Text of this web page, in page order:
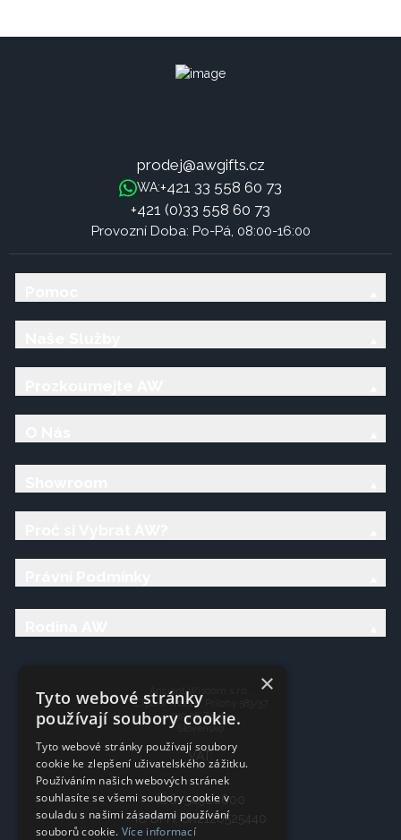
prodej@awgifts.cz
WA:+421 33 558 60 73
+421 (0)33 558 60 73
Provozní Doba: Po-Pá, 08:00-16:00
Ancient Wisdom s.r.o.,
CTpark Trnava, Prílohy 583/57
919 26 Zavar
Slovensko
IČO: 50920600
IČ DPH: SK2120525440
×
Tyto webové stránky
používají soubory cookie.
Tyto webové stránky používají soubory
cookie ke zlepšení uživatelského zážitku.
Používáním našich webových stránek
souhlasíte se všemi soubory cookie v
souladu s našimi zásadami používání
souborů cookie. Více informací